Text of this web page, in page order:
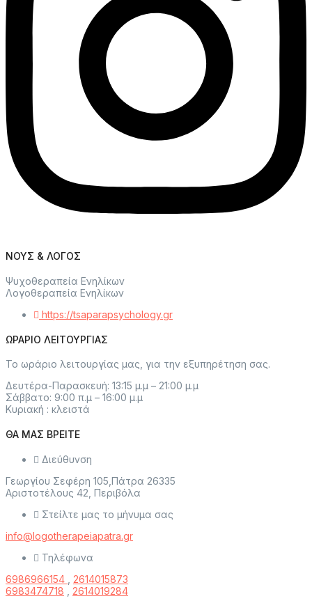
ΝΟΥΣ & ΛΟΓΟΣ
Ψυχοθεραπεία Ενηλίκων
Λογοθεραπεία Ενηλίκων
https://tsaparapsychology.gr
ΩΡΑΡΙΟ ΛΕΙΤΟΥΡΓΙΑΣ
Το ωράριο λειτουργίας μας, για την εξυπηρέτηση σας.
Δευτέρα-Παρασκευή: 13:15 μ.μ – 21:00 μ.μ
Σάββατο: 9:00 π.μ – 16:00 μ.μ
Κυριακή : κλειστά
ΘΑ ΜΑΣ ΒΡΕΙΤΕ
Διεύθυνση
Γεωργίου Σεφέρη 105,Πάτρα 26335
Αριστοτέλους 42, Περιβόλα
Στείλτε μας το μήνυμα σας
info@logotherapeiapatra.gr
Τηλέφωνα
6986966154
2614015873
6983474718
2614019284